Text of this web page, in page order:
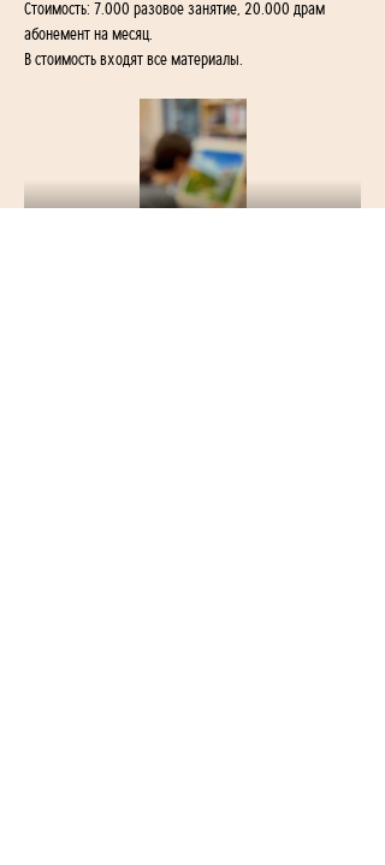
Стоимость: 7.000 разовое занятие, 20.000 драм
абонемент на месяц.
В стоимость входят все материалы.